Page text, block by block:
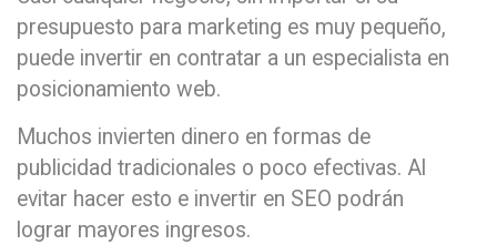
presupuesto para marketing es muy pequeño,
puede invertir en contratar a un especialista en
posicionamiento web.
Muchos invierten dinero en formas de
publicidad tradicionales o poco efectivas. Al
evitar hacer esto e invertir en SEO podrán
lograr mayores ingresos.